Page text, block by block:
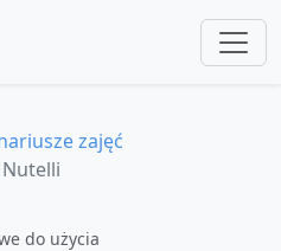
zajęć
do użycia